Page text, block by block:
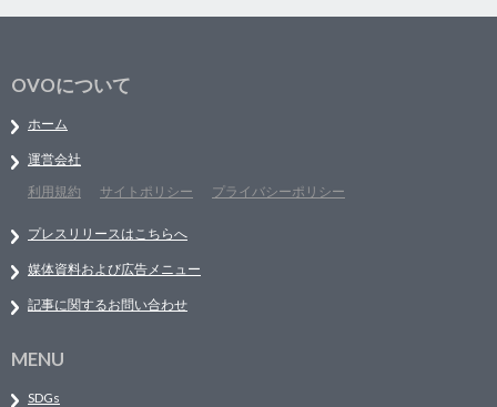
OVOについて
ホーム
運営会社
利用規約
サイトポリシー プライバシーポリシー
プレスリリースはこちらへ
媒体資料および広告メニュー
記事に関するお問い合わせ
MENU
SDGs